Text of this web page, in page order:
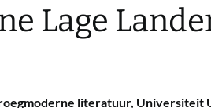
Lage
literatuur, Universiteit